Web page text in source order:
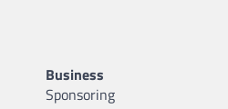
Business
Sponsoring